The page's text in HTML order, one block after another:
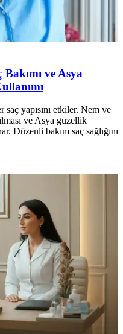
ve Asya
yapısını etkiler. Nem ve
ve Asya güzellik
Düzenli bakım saç sağlığını